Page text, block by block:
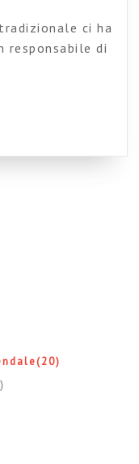
ci ha
di
neanche